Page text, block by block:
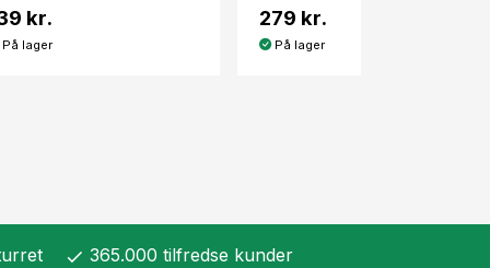
kr.
På lager
279 kr.
På lager
check 365.000 tilfredse kunder